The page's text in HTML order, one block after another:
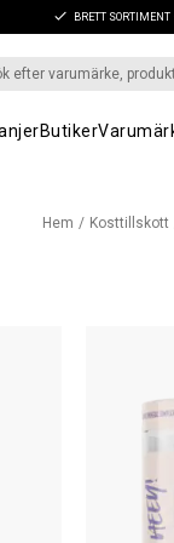
BRETT SORTIMENT
Butiker
Hem Kosttillskott